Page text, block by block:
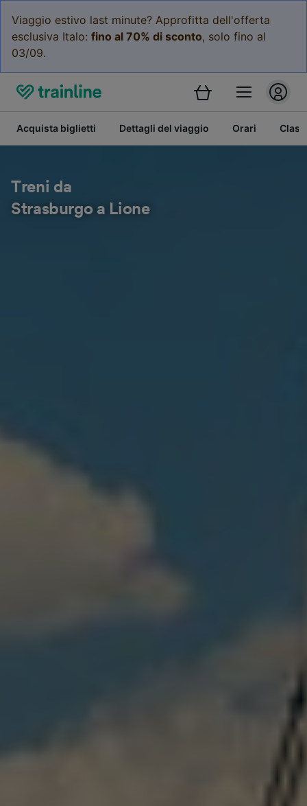
Viaggio estivo last minute? Approfitta dell'offerta
esclusiva Italo: fino al 70% di sconto, solo fino al
03/09.
Acquista biglietti Dettagli del viaggio Orari
Treni da
Strasburgo a Lione